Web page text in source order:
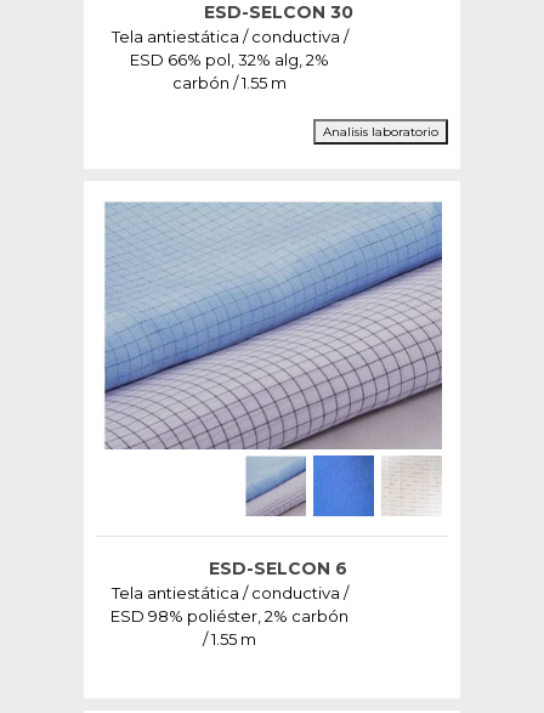
ESD-SELCON 30
Tela antiestática / conductiva /
ESD 66% pol, 32% alg, 2%
carbón / 1.55 m
Analisis laboratorio
ESD-SELCON 6
Tela antiestática / conductiva /
ESD 98% poliéster, 2% carbón
/ 1.55 m